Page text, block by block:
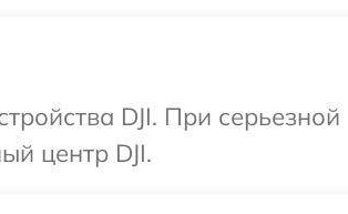
DJI. При серьезной
центр DJI.